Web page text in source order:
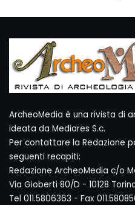
ArcheoMedia è una rivista di
ideata da Mediares S.c.
Per contattare la Redazione
seguenti recapiti:
Redazione ArcheoMedia c/o
Via Gioberti 80/D - 10128
Tel 011.5806363 - Fax